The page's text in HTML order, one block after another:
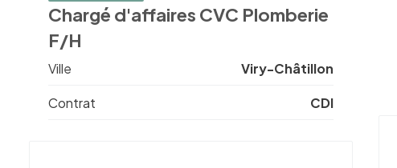
Chargé d'affaires CVC Plomberie
F/H
Ville Viry-Châtillon
Contrat CDI